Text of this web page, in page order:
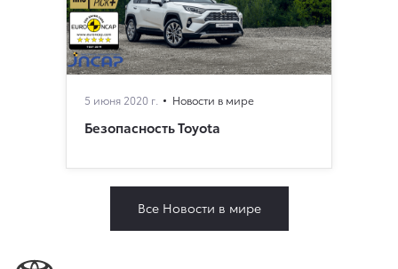
5 июня 2020 г. Новости в мире
Безопасность Toyota
Все Новости в мире